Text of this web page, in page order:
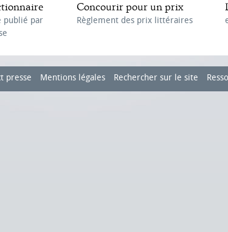
publié par
Concourir pour un prix
Règlement des prix littéraires
presse Mentions légales Rechercher sur le site